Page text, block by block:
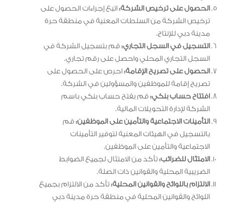
الحصول على ترخيص الشركة: اتبع إجراءات الحصول على
ترخيص الشركة من السلطات المعنية في منطقة حرة
مدينة دبي للإنتاج.
التسجيل في السجل التجاري:قم بتسجيل الشركة في
السجل التجاري المحلي واحصل على رقم تجاري.
الحصول على تصريح الإقامة: احرص على الحصول على
تصريح إقامة للموظفين والمسؤولين في الشركة.
افتتاح حساب بنكي:قم بفتح حساب بنكي باسم
الشركة لإدارة التحويلات المالية.
التأمينات الاجتماعية والتأمين على الموظفين:قم
بالتسجيل في الهيئات المعنية لتوفير التأمينات
الاجتماعية والتأمين على الموظفين.
الامتثال للضرائب:تأكد من الامتثال لجميع الضوابط
الضريبية المحلية والقوانين ذات الصلة.
الالتزام باللوائح والقوانين المحلية:تأكد من الالتزام بجميع
اللوائح والقوانين المحلية في منطقة حرة مدينة دبي